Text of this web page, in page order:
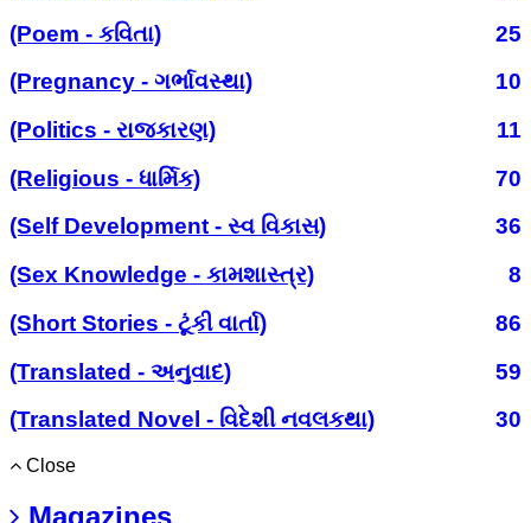
(Poem - કવિતા)
25
(Pregnancy - ગર્ભાવસ્થા)
10
(Politics - રાજકારણ)
11
(Religious - ધાર્મિક)
70
(Self Development - સ્વ વિકાસ)
36
(Sex Knowledge - કામશાસ્ત્ર)
8
(Short Stories - ટૂંકી વાર્તા)
86
(Translated - અનુવાદ)
59
(Translated Novel - વિદેશી નવલકથા)
30
Close
Magazines